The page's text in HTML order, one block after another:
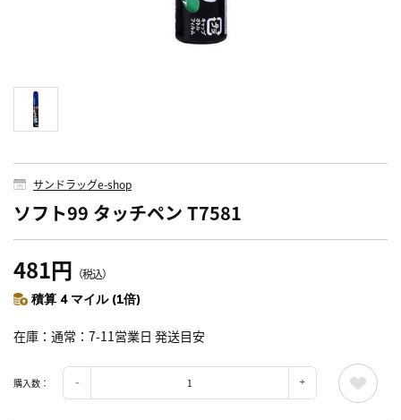
サンドラッグe-shop
ソフト99 タッチペン T7581
481円 （税込）
積算 4 マイル (1倍)
在庫 通常：7-11営業日 発送目安
購入数：